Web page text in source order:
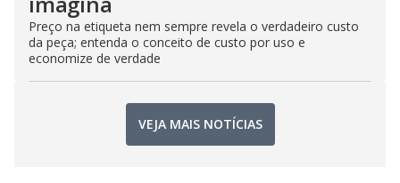
Preço na etiqueta nem sempre revela o verdadeiro custo
da peça; entenda o conceito de custo por uso e
economize de verdade
VEJA MAIS NOTÍCIAS